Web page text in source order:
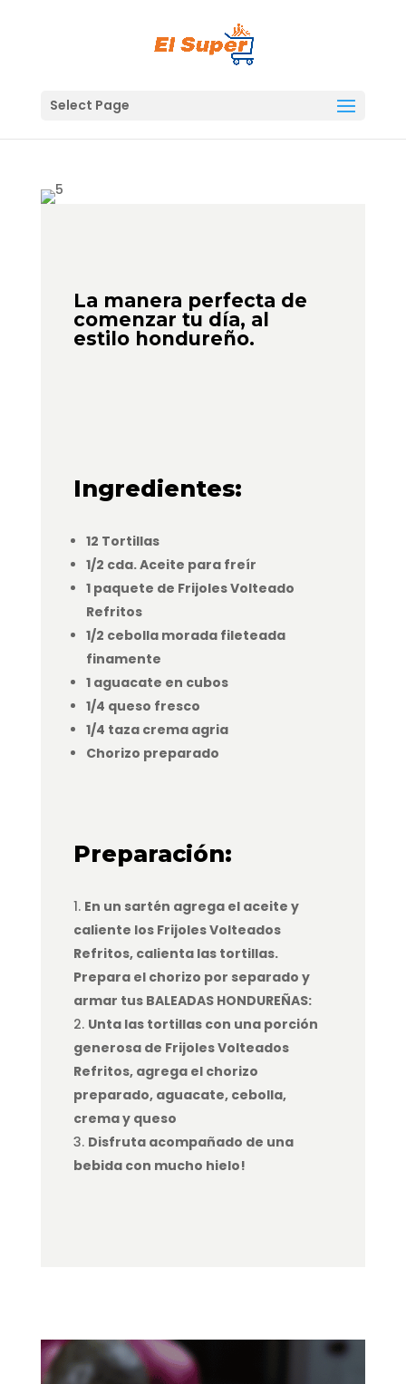
Select Page
La manera perfecta de
comenzar tu día, al
estilo hondureño.
Ingredientes:
12 Tortillas
1/2 cda. Aceite para freír
1 paquete de Frijoles Volteado
Refritos
1/2 cebolla morada fileteada
finamente
1 aguacate en cubos
1/4 queso fresco
1/4 taza crema agria
Chorizo preparado
Preparación:
En un sartén agrega el aceite y
caliente los Frijoles Volteados
Refritos, calienta las tortillas.
Prepara el chorizo por separado y
armar tus BALEADAS HONDUREÑAS:
Unta las tortillas con una porción
generosa de Frijoles Volteados
Refritos, agrega el chorizo
preparado, aguacate, cebolla,
crema y queso
Disfruta acompañado de una
bebida con mucho hielo!